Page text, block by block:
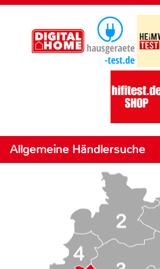
Allgemeine Händlersuche